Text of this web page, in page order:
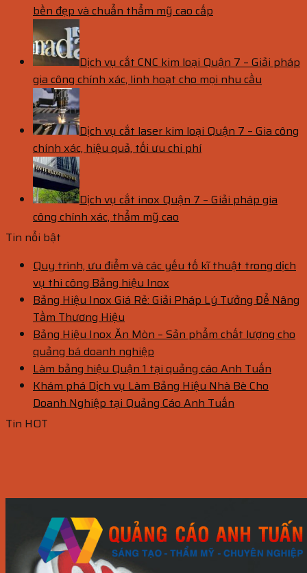
bền đẹp và chuẩn thẩm mỹ cao cấp
Dịch vụ cắt CNC kim loại Quận 7 – Giải pháp
gia công chính xác, linh hoạt cho mọi nhu cầu
Dịch vụ cắt laser kim loại Quận 7 – Gia công
chính xác, hiệu quả, tối ưu chi phí
Dịch vụ cắt inox Quận 7 – Giải pháp gia
công chính xác, thẩm mỹ cao
Tin nổi bật
Quy trình, ưu điểm và các yếu tố kĩ thuật trong dịch
vụ thi công Bảng hiệu Inox
Bảng Hiệu Inox Giá Rẻ: Giải Pháp Lý Tưởng Để Nâng
Tầm Thương Hiệu
Bảng Hiệu Inox Ăn Mòn – Sản phẩm chất lượng cho
quảng bá doanh nghiệp
Làm bảng hiệu Quận 1 tại quảng cáo Anh Tuấn
Khám phá Dịch vụ Làm Bảng Hiệu Nhà Bè Cho
Doanh Nghiệp tại Quảng Cáo Anh Tuấn
Tin HOT